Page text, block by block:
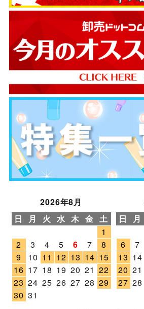
2026年8月
日
月 火 水 木 金 土
1
2
3 4 5 6 7
8
9
10 11 12 13 14 15
16 17 18 19 20 21 22
23 24 25 26 27 28 29
30 31
日
月
6
7
13 14
20 21
27 28